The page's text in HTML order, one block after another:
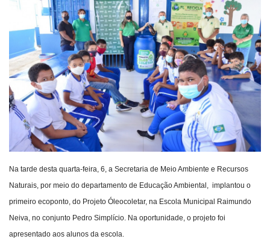
Vídeos
Webmail
Contato
Na tarde desta quarta-feira, 6, a Secretaria de Meio Ambiente e Recursos
Naturais, por meio do departamento de Educação Ambiental, implantou o
primeiro ecoponto, do Projeto Óleocoletar, na Escola Municipal Raimundo
Neiva, no conjunto Pedro Simplício. Na oportunidade, o projeto foi
apresentado aos alunos da escola.